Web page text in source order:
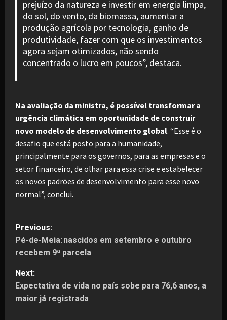
prejuízo da natureza e investir em energia limpa,
do sol, do vento, da biomassa, aumentar a
produção agrícola por tecnologia, ganho de
produtividade, fazer com que os investimentos
agora sejam otimizados, não sendo
concentrado o lucro em poucos”, destaca.
Na avaliação da ministra, é possível transformar a
urgência climática em oportunidade de construir
novo modelo de desenvolvimento global. “Esse é o
desafio que está posto para a humanidade,
principalmente para os governos, para as empresas e o
setor financeiro, de olhar para essa crise e estabelecer
os novos padrões de desenvolvimento para esse novo
normal”, conclui.
P
o
s
t
Previous:
Pé-de-Meia: nascidos em setembro e outubro
recebem 9ª parcela
Next:
Expectativa de vida no país sobe para 76,6 anos, a
maior já registrada